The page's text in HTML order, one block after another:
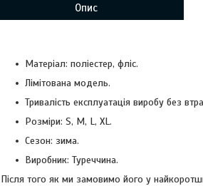
Опис
Матеріал: поліестер, фліс.
Лімітована модель.
Тривалість експлуатація виробу без
Розміри: S, M, L, XL.
Сезон: зима.
Виробник: Туреччина.
Після того як ми замовимо його у